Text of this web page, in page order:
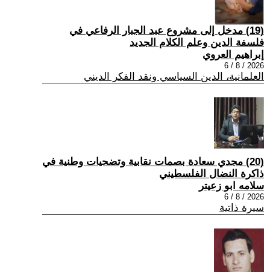
(19) مدخل إلى مشروع عبد الجبار الرفاعي في
فلسفة الدين وعلم الكلام الجديد
إبراهيم العروي
2026 / 8 / 6
العلمانية، الدين السياسي ونقد الفكر الديني
(20) مجدي سعادة بصمات نقابية وتضحيات وطنية في
ذاكرة النضال الفلسطيني
سلامه ابو زعيتر
2026 / 8 / 6
سيرة ذاتية